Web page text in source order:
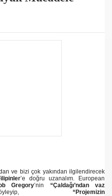
ve bizi çok yakından ilgilendirecek
’e doğru uzanalım. European
Gregory’nin “Çaldağı’ndan vaz
“Projemizin